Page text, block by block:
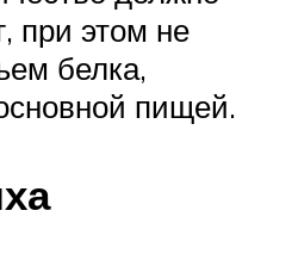
при этом не
белка,
пищей.